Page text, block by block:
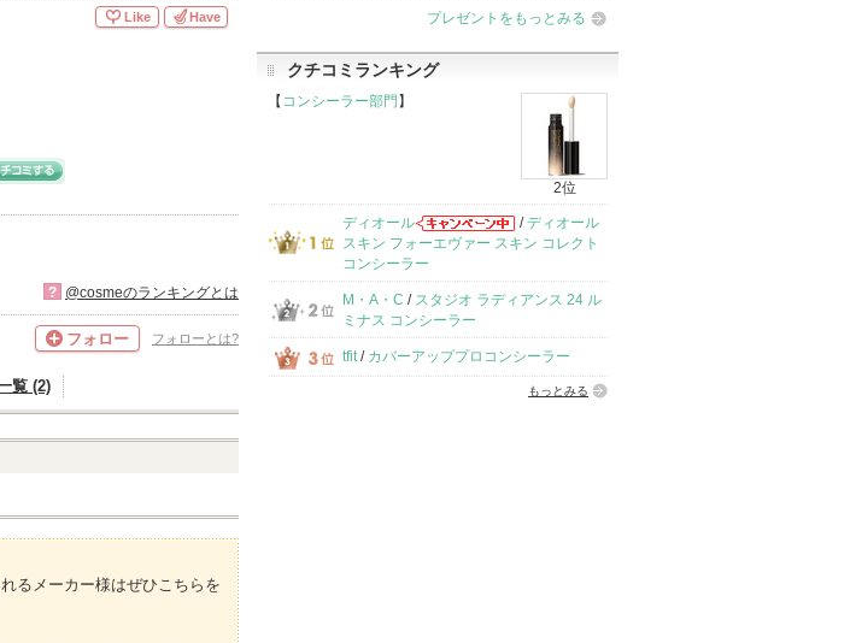
Like Have
? @cosmeのランキングとは
フォロー フォローとは?
覧 (2)
るメーカー様はぜひこちらを
品
プレゼントをもっとみる
クチコミランキング
【 コンシーラー部門 】
2位
ディオール /ディオール
スキン フォーエヴァー スキン コレクト
コンシーラー
M・A・C / スタジオ ラディアンス 24 ル
ミナス コンシーラー
tfit/ カバーアッププロコンシーラー
もっとみる